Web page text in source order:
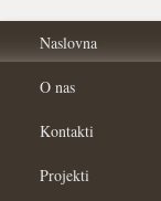
Naslovna
O nas
Kontakti
Projekti